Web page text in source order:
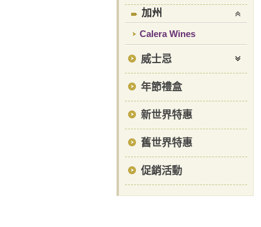
加州
Calera Wines
威士忌
年節禮盒
新世界特惠
舊世界特惠
促銷活動